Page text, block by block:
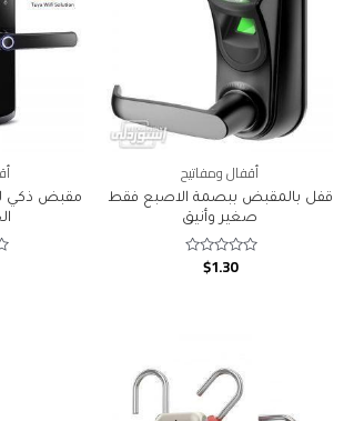
أقفال ومفاتيح
قفل بالمقبض ببصمة الاصبع فقط
صغير وأنيق
Rated
$1.30